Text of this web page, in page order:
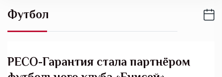
Футбол
РЕСО-Гарантия стала партнёром